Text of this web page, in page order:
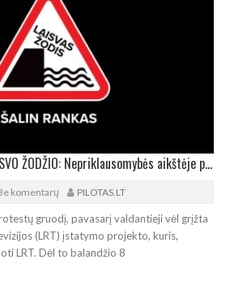
ŠALIN RANKAS NUO LAISVO ŽODŽIO: Nepriklausomybės aikštėje prie Seimo vyks protestas
komentarų PILOTAS.LT
gruodį, pavasarį valdantieji vėl grįžta
(LRT) įstatymo projekto, kuris,
LRT. Dėl to balandžio 8